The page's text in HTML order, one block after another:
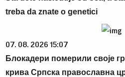
treba da znate o genetici
07. 08. 2026 15:07
Блокадери померили своје
крива Српска православна